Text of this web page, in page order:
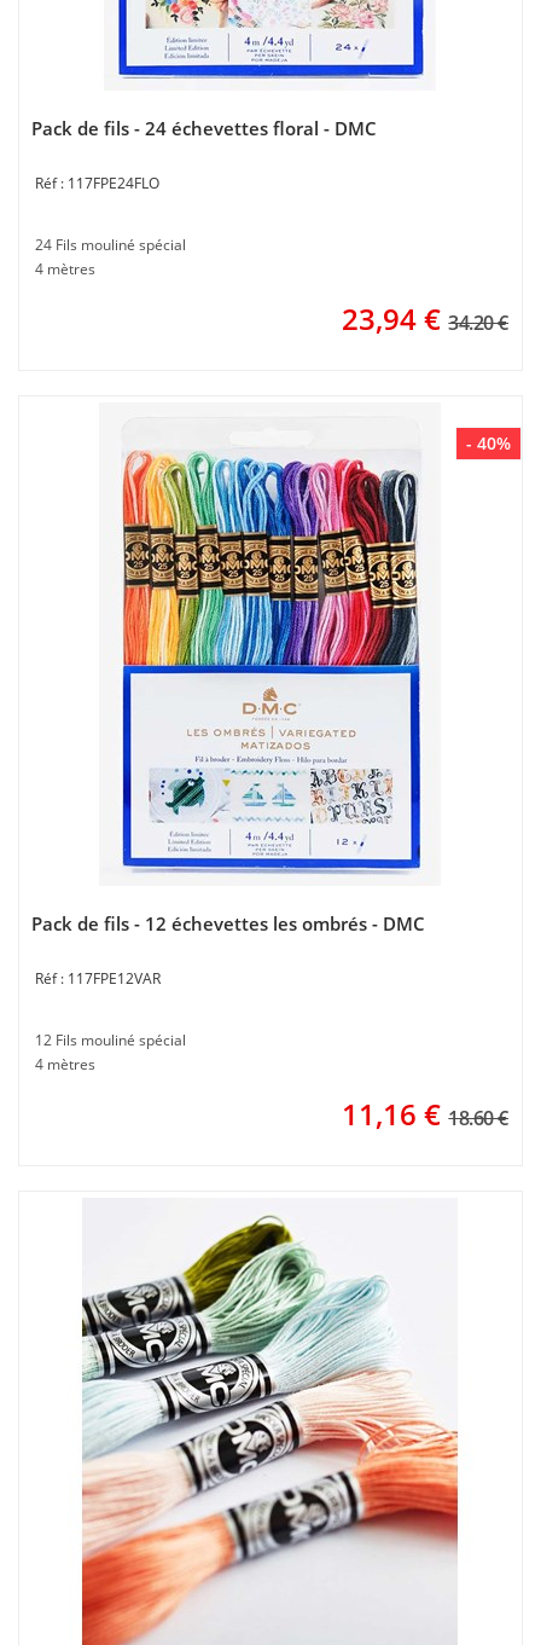
Pack de fils - 24 échevettes floral - DMC
117FPE24FLO
24 Fils mouliné spécial
4 mètres
23,94€ 34.20 €
- 40%
Pack de fils - 12 échevettes les ombrés - DMC
117FPE12VAR
12 Fils mouliné spécial
4 mètres
11,16 € 18.60 €